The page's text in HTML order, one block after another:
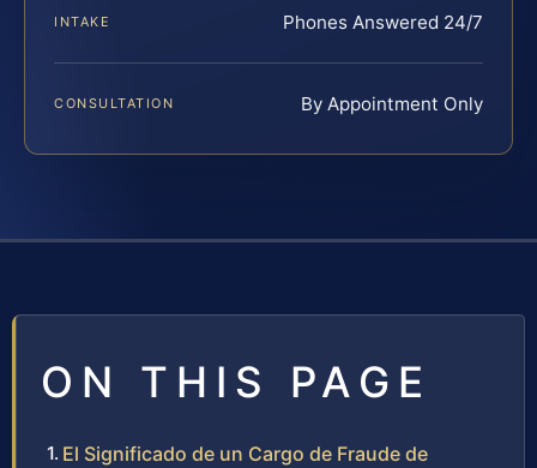
INTAKE Phones Answered 24/7
CONSULTATION By Appointment Only
ON THIS PAGE
El Significado de un Cargo de Fraude de